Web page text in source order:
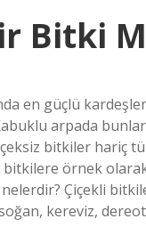
Bitki
en güçlü
arpada bunlar
bitkiler
örnek
Çiçekli
kereviz,